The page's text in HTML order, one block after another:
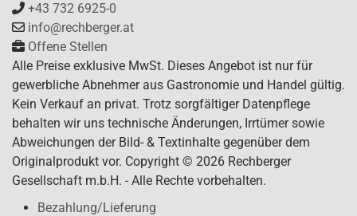
+43 732 6925-0
info@rechberger.at
Offene Stellen
Alle Preise exklusive MwSt. Dieses Angebot ist nur für
gewerbliche Abnehmer aus Gastronomie und Handel gültig.
Kein Verkauf an privat. Trotz sorgfältiger Datenpflege
behalten wir uns technische Änderungen, Irrtümer sowie
Abweichungen der Bild- & Textinhalte gegenüber dem
Originalprodukt vor. Copyright © 2026 Rechberger
Gesellschaft m.b.H. - Alle Rechte vorbehalten.
Bezahlung/Lieferung